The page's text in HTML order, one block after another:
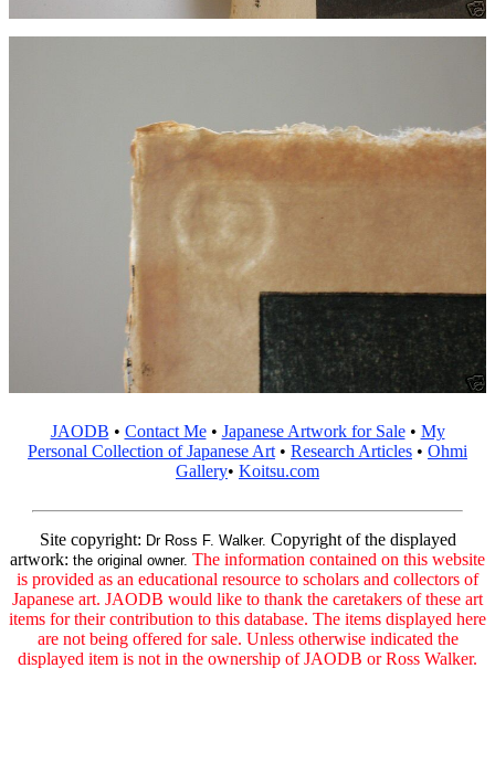
JAODB • Contact Me• Japanese Artwork for Sale• My
Personal Collection of Japanese Art • Research Articles • Ohmi
Gallery• Koitsu.com
Site copyright: Dr Ross F. Walker. Copyright of the displayed
artwork: the original owner. The information contained on this website
is provided as an educational resource to scholars and collectors of
Japanese art. JAODB would like to thank the caretakers of these art
items for their contribution to this database. The items displayed here
are not being offered for sale. Unless otherwise indicated the
displayed item is not in the ownership of JAODB or Ross Walker.